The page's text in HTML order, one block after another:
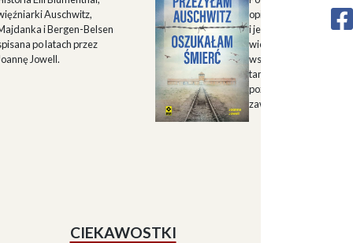
Auschwitz,
i Bergen-Belsen
po latach przez
Jowell.
opisu historii Górnego
i jego mieszkańców w
wieku oraz zapisu
wspomnień
tamtych terenów, które
pozwalają lepiej
zawiłe koleje losu
CIEKAWOSTKI